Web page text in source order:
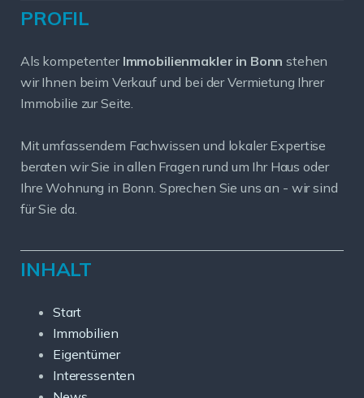
PROFIL
Als kompetenter Immobilienmakler in Bonn stehen
wir Ihnen beim Verkauf und bei der Vermietung Ihrer
Immobilie zur Seite.
Mit umfassendem Fachwissen und lokaler Expertise
beraten wir Sie in allen Fragen rund um Ihr Haus oder
Ihre Wohnung in Bonn. Sprechen Sie uns an - wir sind
für Sie da.
INHALT
Start
Immobilien
Eigentümer
Interessenten